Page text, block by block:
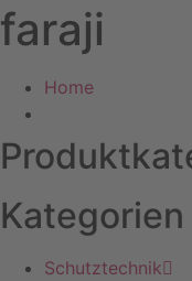
faraji
Home
Kategorien
Schutztechnik